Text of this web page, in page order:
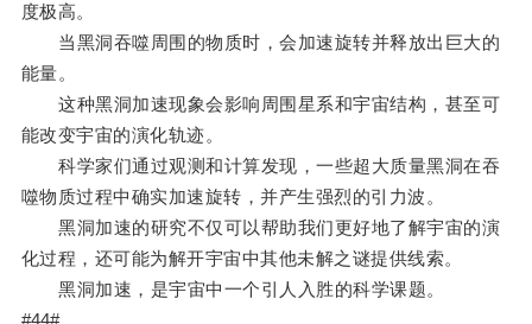
度极高。
当黑洞吞噬周围的物质时，会加速旋转并释放出巨大的
能量。
这种黑洞加速现象会影响周围星系和宇宙结构，甚至可
能改变宇宙的演化轨迹。
科学家们通过观测和计算发现，一些超大质量黑洞在吞
噬物质过程中确实加速旋转，并产生强烈的引力波。
黑洞加速的研究不仅可以帮助我们更好地了解宇宙的演
化过程，还可能为解开宇宙中其他未解之谜提供线索。
黑洞加速，是宇宙中一个引人入胜的科学课题。